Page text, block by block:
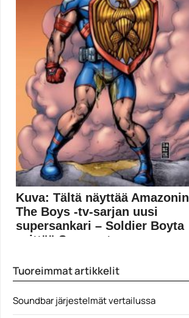
Kuva: Tältä näyttää Amazonin
The Boys -tv-sarjan uusi
supersankari – Soldier Boyta
esittää Supernatu...
käynnissä....
Tuoreimmat artikkelit
Soundbar järjestelmät vertailussa